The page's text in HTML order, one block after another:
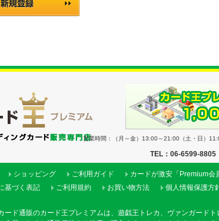
営業時間：（月～金）13:00～21:00（土・日）
TEL：06-6599-
ショッピング ご利用ガイド カードが激安「Premium会
基づく表記
ご利用規約 お買い物方法 個人情報保護方
ード通販のカード王プレミアムは、遊戯王トレカ、ヴァンガード